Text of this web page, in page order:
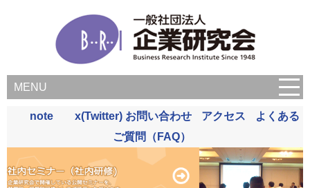
MENU
note x(Twitter) お問い合わせ アクセス
よくある
ご質問（FAQ）